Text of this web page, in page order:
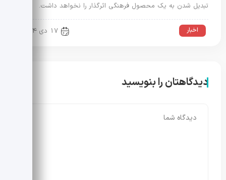
تبدیل شدن به یک محصول فرهنگی اثرگذار را نخواهد داشت.
اخبار 17 دی 1404
دیدگاهتان را بنویسید